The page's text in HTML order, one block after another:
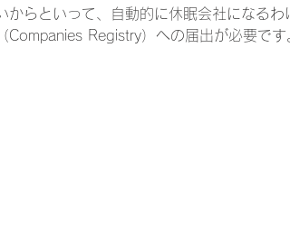
らといって、自動的に休眠会社になるわ
Registry）への届出が必要です